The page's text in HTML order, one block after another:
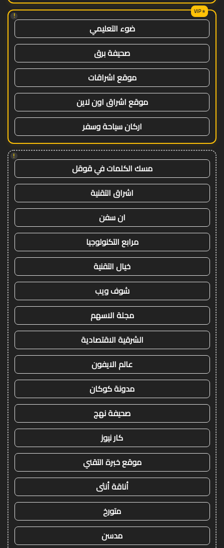
!
ضوء التعليمي
صحيفة برق
موقع اشراقات
موقع اشراق اون لاين
اركان سياحة وسفر
!
مسك الكلمات في قوقل
اشراق التقنية
ان سفن
مرابع التكنولوجيا
خيال التقنية
شوف ويب
مجلة الاسهم
الشرقية الاقتصادية
عالم الايفون
مدونة كوكان
صحيفة نهج
كار نيوز
موقع خبرة التقني
أناقة أنثى
متورخ
مدسن